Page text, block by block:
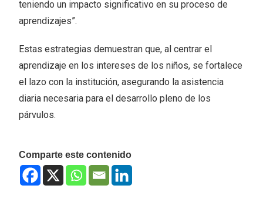
teniendo un impacto significativo en su proceso de
aprendizajes”.
Estas estrategias demuestran que, al centrar el
aprendizaje en los intereses de los niños, se fortalece
el lazo con la institución, asegurando la asistencia
diaria necesaria para el desarrollo pleno de los
párvulos.
Comparte este contenido